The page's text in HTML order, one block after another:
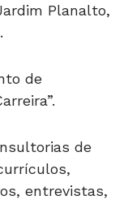
Planalto,
de
de
entrevistas,